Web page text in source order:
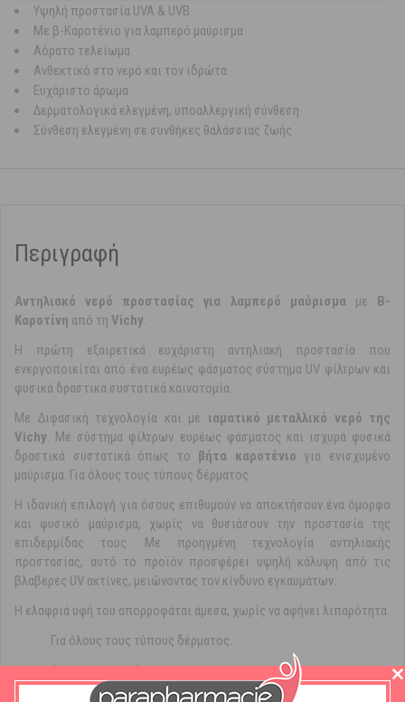
Υψηλή προστασία UVA & UVB
Με β-Καροτένιο για λαμπερό μαύρισμα
Αόρατο τελείωμα
Ανθεκτικό στο νερό και τον ιδρώτα
Ευχάριστο άρωμα
Δερματολογικά ελεγμένη, υποαλλεργική σύνθεση
Σύνθεση ελεγμένη σε συνθήκες θαλάσσιας ζωής
Περιγραφή
Αντηλιακό νερό προστασίας για λαμπερό μαύρισμα με Β-
Καροτίνη από τη Vichy.
Η πρώτη εξαιρετικά ευχάριστη αντηλιακή προστασία που
ενεργοποιείται από ένα ευρέως φάσματος σύστημα UV φίλτρων και
φυσικά δραστικά συστατικά καινοτομία.
Με Διφασική τεχνολογία και με ιαματικό μεταλλικό νερό της
Vichy. Με σύστημα φίλτρων ευρέως φάσματος και ισχυρά φυσικά
δραστικά συστατικά όπως το βήτα καροτένιο για ενισχυμένο
μαύρισμα. Για όλους τους τύπους δέρματος.
Η ιδανική επιλογή για όσους επιθυμούν να αποκτήσουν ένα όμορφο
και φυσικό μαύρισμα, χωρίς να θυσιάσουν την προστασία της
επιδερμίδας τους. Με προηγμένη τεχνολογία αντηλιακής
προστασίας, αυτό το προϊόν προσφέρει υψηλή κάλυψη από τις
βλαβερές UV ακτίνες, μειώνοντας τον κίνδυνο εγκαυμάτων.
Η ελαφριά υφή του απορροφάται άμεσα, χωρίς να αφήνει λιπαρότητα.
Για όλους τους τύπους δέρματος.
Διφασική τεχνολογία.